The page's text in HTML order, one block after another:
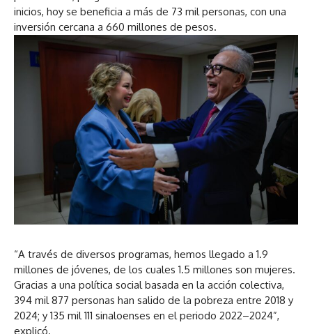
inicios, hoy se beneficia a más de 73 mil personas, con una
inversión cercana a 660 millones de pesos.
“A través de diversos programas, hemos llegado a 1.9
millones de jóvenes, de los cuales 1.5 millones son mujeres.
Gracias a una política social basada en la acción colectiva,
394 mil 877 personas han salido de la pobreza entre 2018 y
2024; y 135 mil 111 sinaloenses en el periodo 2022–2024”,
explicó.